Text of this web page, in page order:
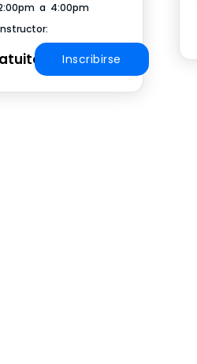
a 4:00pm
Inscribirse